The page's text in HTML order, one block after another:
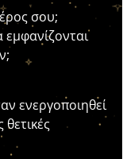
σου;
εμφανίζονται
ενεργοποιηθεί